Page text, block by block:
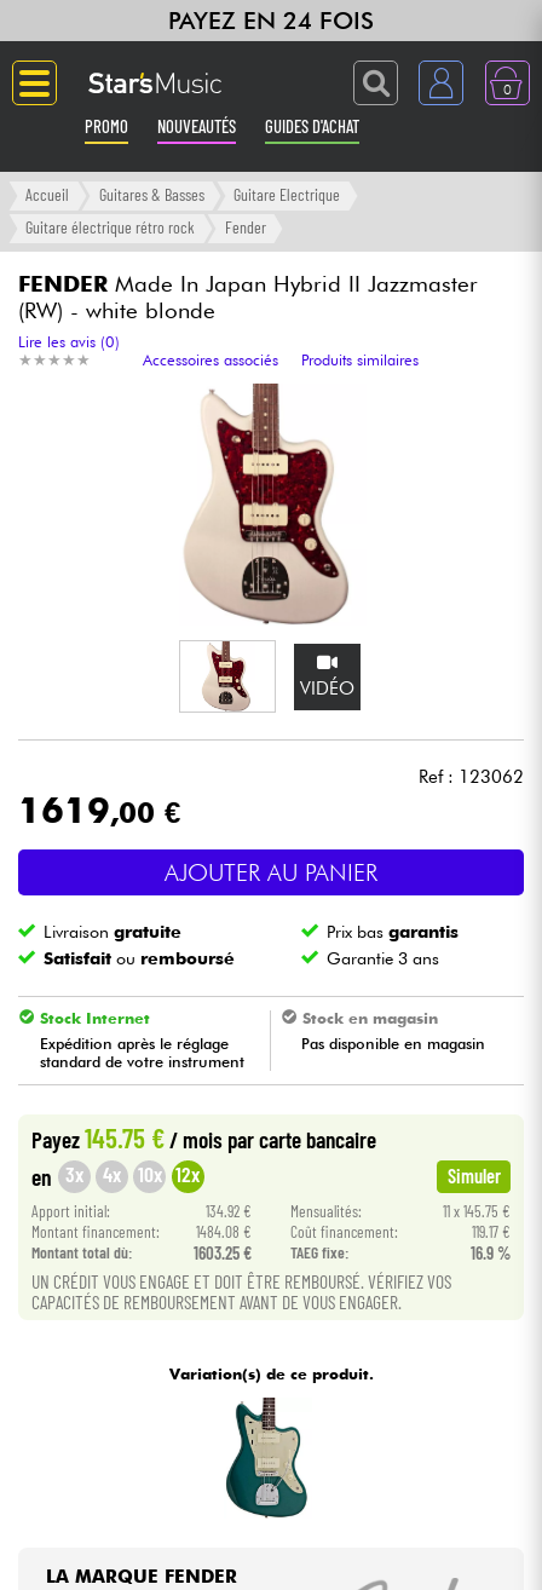
PAYEZ EN 24 FOIS
0
PROMO NOUVEAUTÉS GUIDES D'ACHAT
Langue
Amplis & Effets
Synthés & Sampleurs
Eclairage
Batteries & Percu
Vents
Violons & Quatuor
Eveil Musical
Câbles & Access.
HiFi
Packs
Accueil Guitares & Basses
Guitare Electrique
Guitare électrique rétro rock
Fender
FENDER Made In Japan Hybrid II Jazzmaster
(RW) - white blonde
★ ★ ★ ★ ★
★ ★ ★ ★ ★
Lire les avis (0)
Accessoires associés
Produits similaires
VIDÉO
Ref : 123062
1619,00 €
AJOUTER AU PANIER
Livraisongratuite Prix basgarantis
Satisfait ou remboursé Garantie 3 ans
Stock Internet
Expédition après le réglage
standard de votre instrument
Stock en magasin
Pas disponible en magasin
Payez145.75 €/ mois par carte bancaire
en 3x 4x 10x 12x Simuler
Apport initial: 134.92 € Mensualités:
11 x 145.75 €
Montant financement:
1484.08 € Coût financement:
119.17 €
Montant total dù:
1603.25 € TAEG fixe: 16.9 %
UN CRÉDIT VOUS ENGAGE ET DOIT ÊTRE REMBOURSÉ. VÉRIFIEZ VOS
CAPACITÉS DE REMBOURSEMENT AVANT DE VOUS ENGAGER.
Variation(s) de ce produit.
LA MARQUE FENDER